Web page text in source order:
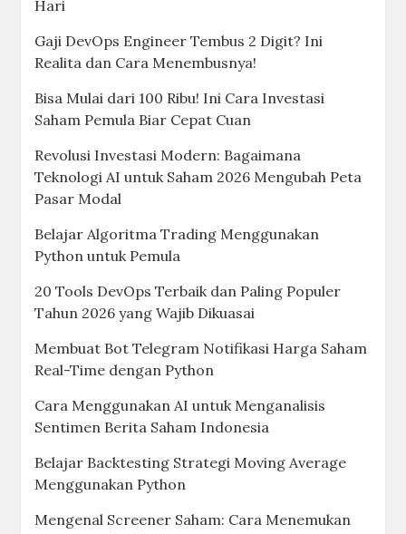
Hari
Gaji DevOps Engineer Tembus 2 Digit? Ini
Realita dan Cara Menembusnya!
Bisa Mulai dari 100 Ribu! Ini Cara Investasi
Saham Pemula Biar Cepat Cuan
Revolusi Investasi Modern: Bagaimana
Teknologi AI untuk Saham 2026 Mengubah Peta
Pasar Modal
Belajar Algoritma Trading Menggunakan
Python untuk Pemula
20 Tools DevOps Terbaik dan Paling Populer
Tahun 2026 yang Wajib Dikuasai
Membuat Bot Telegram Notifikasi Harga Saham
Real-Time dengan Python
Cara Menggunakan AI untuk Menganalisis
Sentimen Berita Saham Indonesia
Belajar Backtesting Strategi Moving Average
Menggunakan Python
Mengenal Screener Saham: Cara Menemukan